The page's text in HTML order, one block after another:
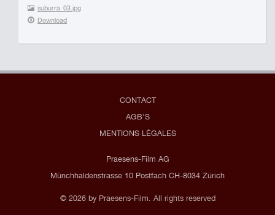
suburra_03.jpg
Download
CONTACT
AGB'S
MENTIONS LÉGALES
Praesens-Film AG
Münchhaldenstrasse 10 Postfach CH-8034 Zürich
© 2026 by Praesens-Film. All rights reserved